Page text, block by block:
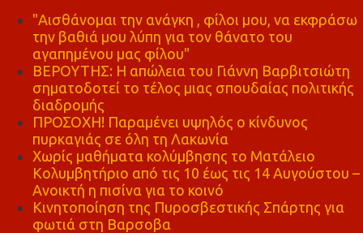
"Αισθάνομαι την ανάγκη , φίλοι μου, να εκφράσω
την βαθιά μου λύπη για τον θάνατο του
αγαπημένου μας φίλου"
ΒΕΡΟΥΤΗΣ: Η απώλεια του Γιάννη Βαρβιτσιώτη
σηματοδοτεί το τέλος μιας σπουδαίας πολιτικής
διαδρομής
ΠΡΟΣΟΧΗ! Παραμένει υψηλός ο κίνδυνος
πυρκαγιάς σε όλη τη Λακωνία
Χωρίς μαθήματα κολύμβησης το Ματάλειο
Κολυμβητήριο από τις 10 έως τις 14 Αυγούστου –
Ανοικτή η πισίνα για το κοινό
Κινητοποίηση της Πυροσβεστικής Σπάρτης για
φωτιά στη Βαρσοβα